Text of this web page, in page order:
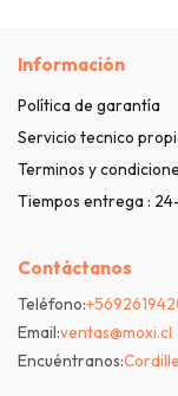
Información
Política de garantía
Servicio tecnico
Terminos y
Tiempos entrega :
Contáctanos
Teléfono:
Email:ventas@moxi.cl
Encuéntranos: